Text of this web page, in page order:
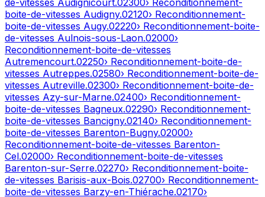
de-vitesses Audignicourt.02300› Reconditionnement-
boite-de-vitesses Audigny.02120› Reconditionnement-
boite-de-vitesses Augy.02220› Reconditionnement-boite-
de-vitesses Aulnois-sous-Laon.02000›
Reconditionnement-boite-de-vitesses
Autremencourt.02250› Reconditionnement-boite-de-
vitesses Autreppes.02580› Reconditionnement-boite-de-
vitesses Autreville.02300› Reconditionnement-boite-de-
vitesses Azy-sur-Marne.02400› Reconditionnement-
boite-de-vitesses Bagneux.02290› Reconditionnement-
boite-de-vitesses Bancigny.02140› Reconditionnement-
boite-de-vitesses Barenton-Bugny.02000›
Reconditionnement-boite-de-vitesses Barenton-
Cel.02000› Reconditionnement-boite-de-vitesses
Barenton-sur-Serre.02270› Reconditionnement-boite-
de-vitesses Barisis-aux-Bois.02700› Reconditionnement-
boite-de-vitesses Barzy-en-Thiérache.02170›